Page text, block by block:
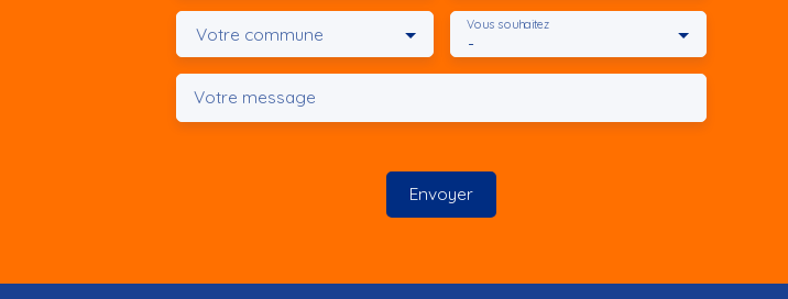
Votre commune -
Vous souhaitez
Votre message
Envoyer